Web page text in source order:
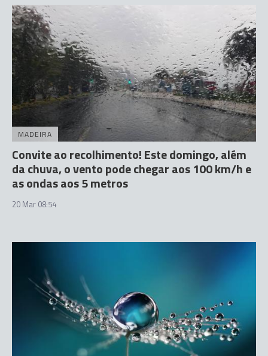
MADEIRA
Convite ao recolhimento! Este domingo, além
da chuva, o vento pode chegar aos 100 km/h e
as ondas aos 5 metros
20 Mar 08:54